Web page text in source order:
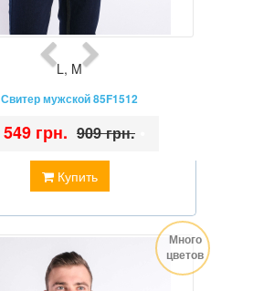
L, M
Свитер мужской 85F1512
Купить
549 грн. 909 грн.
Много
цветов